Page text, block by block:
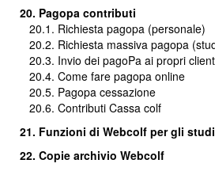
20. Pagopa contributi
20.1. Richiesta pagopa (personale)
20.2. Richiesta massiva pagopa
20.3. Invio dei pagoPa ai propri
20.4. Come fare pagopa online
20.5. Pagopa cessazione
20.6. Contributi Cassa colf
21. Funzioni di Webcolf per gli
22. Copie archivio Webcolf